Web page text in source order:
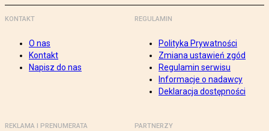
KONTAKT
O nas
Kontakt
Napisz do nas
REGULAMIN
Polityka Prywatności
Zmiana ustawień zgód
Regulamin serwisu
Informacje o nadawcy
Deklaracja dostępności
REKLAMA I PRENUMERATA PARTNERZY